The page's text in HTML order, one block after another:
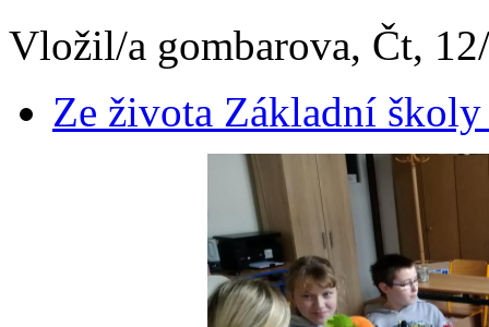
Vložil/a gombarova, Čt,
Ze života Základní